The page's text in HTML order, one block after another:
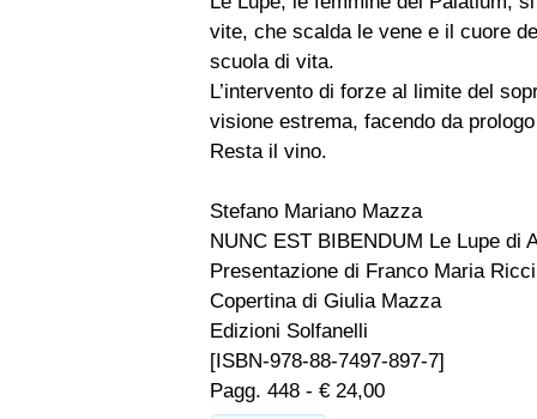
vite, che scalda le vene e il cuore
scuola di vita.
L’intervento di forze al limite del
visione estrema, facendo da
Resta il vino.
Stefano Mariano Mazza
NUNC EST BIBENDUM Le Lupe di
Presentazione di Franco Maria Ricci
Copertina di Giulia Mazza
Edizioni Solfanelli
[ISBN-978-88-7497-897-7]
Pagg. 448 - € 24,00